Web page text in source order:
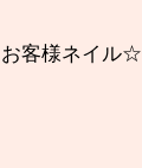
お客様ネイル☆